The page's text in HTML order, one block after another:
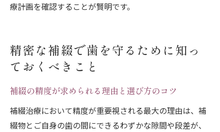
療計画を確認することが賢明です。
精密な補綴で歯を守るために知っ
ておくべきこと
補綴の精度が求められる理由と選び方のコツ
補綴治療において精度が重要視される最大の理由は、補
綴物とご自身の歯の間にできるわずかな隙間や段差が、